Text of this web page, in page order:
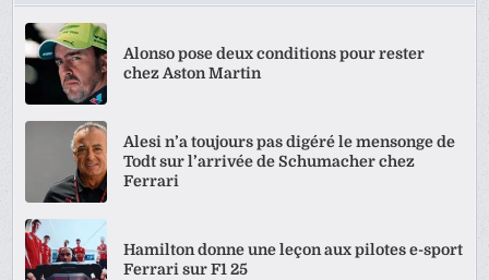
Alonso pose deux conditions pour rester
chez Aston Martin
Alesi n’a toujours pas digéré le mensonge de
Todt sur l’arrivée de Schumacher chez
Ferrari
Hamilton donne une leçon aux pilotes e-sport
Ferrari sur F1 25